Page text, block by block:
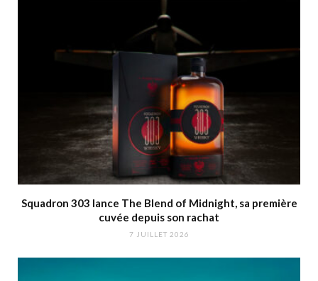
Squadron 303 lance The Blend of Midnight, sa première
cuvée depuis son rachat
7 JUILLET 2026